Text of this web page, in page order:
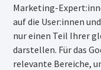
Marketing-
auf die User:innen
nur einen Teil Ihrer
darstellen. Für das
relevante Bereiche,